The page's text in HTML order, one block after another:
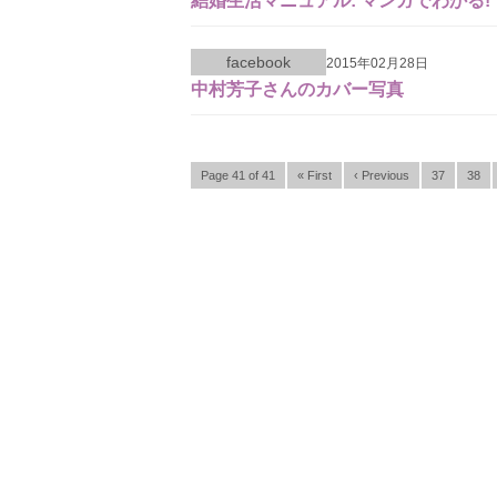
2015年02月28日
facebook
中村芳子さんのカバー写真
Page 41 of 41 « First ‹ Previous 37 38